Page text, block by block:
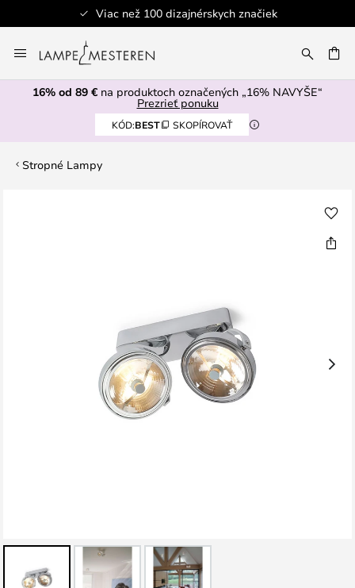
Viac než 100 dizajnérskych značiek
to
Content
16% od 89 € na produktoch označených „16% NAVYŠE“
Prezrieť ponuku
KÓD:BEST SKOPÍROVAŤ
Stropné Lampy